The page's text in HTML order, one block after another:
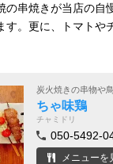
の串焼きが当店の
す。更に、トマトや
炭火焼きの串物や
ちゃ味鶏
チャミドリ
050-5492-
メニューを